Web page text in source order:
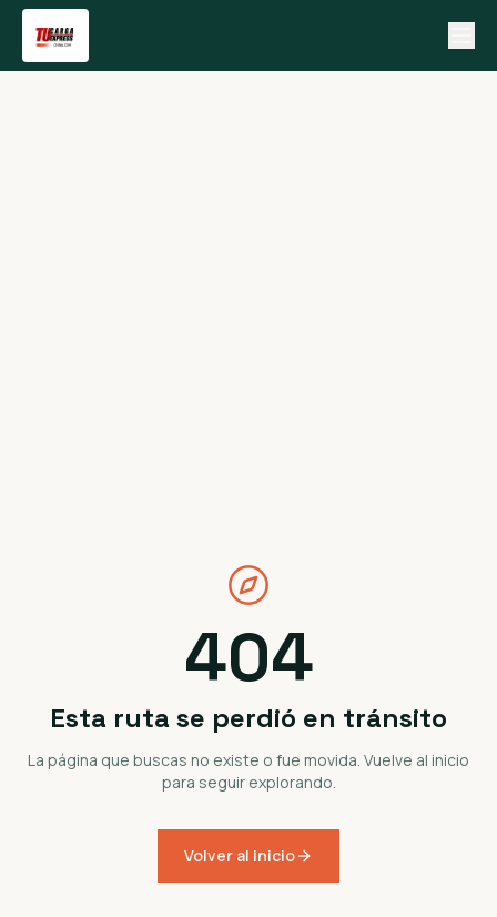
404
Esta ruta se perdió en tránsito
La página que buscas no existe o fue movida. Vuelve al inicio
para seguir explorando.
Volver al inicio